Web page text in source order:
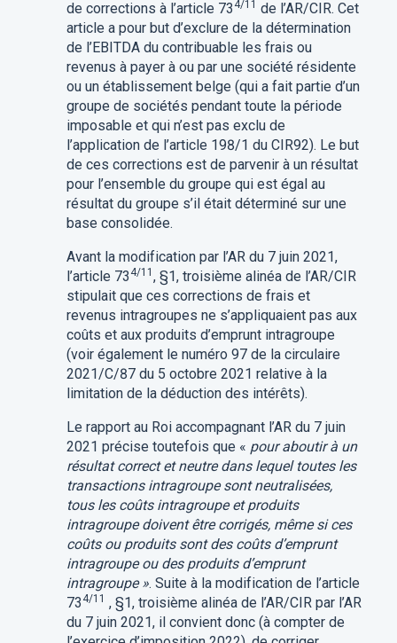
de corrections à l’article 73 4/11 de l’AR/CIR. Cet
article a pour but d’exclure de la détermination
de l’EBITDA du contribuable les frais ou
revenus à payer à ou par une société résidente
ou un établissement belge (qui a fait partie d’un
groupe de sociétés pendant toute la période
imposable et qui n’est pas exclu de
l’application de l’article 198/1 du CIR92). Le but
de ces corrections est de parvenir à un résultat
pour l’ensemble du groupe qui est égal au
résultat du groupe s’il était déterminé sur une
base consolidée.
Avant la modification par l’AR du 7 juin 2021,
l’article 73 4/11 , §1, troisième alinéa de l’AR/CIR
stipulait que ces corrections de frais et
revenus intragroupes ne s’appliquaient pas aux
coûts et aux produits d’emprunt intragroupe
(voir également le numéro 97 de la circulaire
2021/C/87 du 5 octobre 2021 relative à la
limitation de la déduction des intérêts).
Le rapport au Roi accompagnant l’AR du 7 juin
2021 précise toutefois que « pour aboutir à un
résultat correct et neutre dans lequel toutes les
transactions intragroupe sont neutralisées,
tous les coûts intragroupe et produits
intragroupe doivent être corrigés, même si ces
coûts ou produits sont des coûts d’emprunt
intragroupe ou des produits d’emprunt
intragroupe ». Suite à la modification de l’article
73 4/11 , §1, troisième alinéa de l’AR/CIR par l’AR
du 7 juin 2021, il convient donc (à compter de